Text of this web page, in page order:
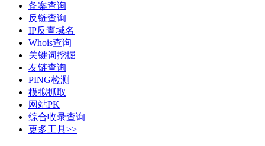
备案查询
反链查询
IP反查域名
Whois查询
关键词挖掘
友链查询
PING检测
模拟抓取
网站PK
综合收录查询
更多工具>>